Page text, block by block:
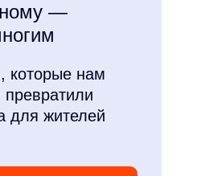
—
которые нам
для жителей